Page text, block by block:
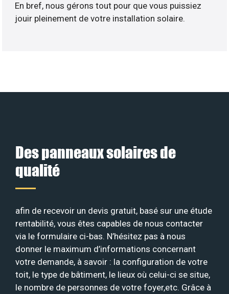
En bref, nous gérons tout pour que vous puissiez
jouir pleinement de votre installation solaire.
Des panneaux solaires de
qualité
afin de recevoir un devis gratuit, basé sur une étude
rentabilité, vous êtes capables de nous contacter
via le formulaire ci-bas. N’hésitez pas à nous
donner le maximum d’informations concernant
votre demande, à savoir : la configuration de votre
toit, le type de bâtiment, le lieux où celui-ci se situe,
le nombre de personnes de votre foyer,etc. Grâce à